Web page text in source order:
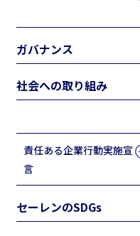
ガバナンス
社会への取り組み
責任ある企業行動実施宣
言
セーレンのSDGs